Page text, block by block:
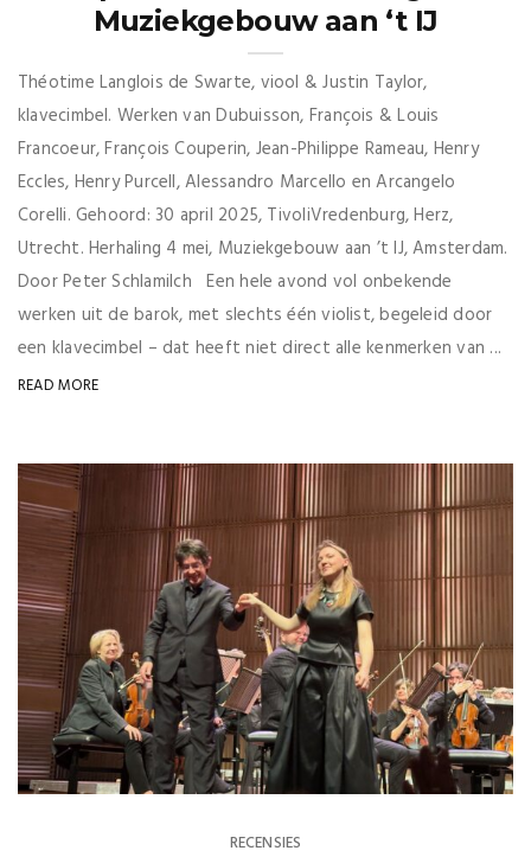
Muziekgebouw aan ‘t IJ
Théotime Langlois de Swarte, viool & Justin Taylor,
klavecimbel. Werken van Dubuisson, François & Louis
Francoeur, François Couperin, Jean-Philippe Rameau, Henry
Eccles, Henry Purcell, Alessandro Marcello en Arcangelo
Corelli. Gehoord: 30 april 2025, TivoliVredenburg, Herz,
Utrecht. Herhaling 4 mei, Muziekgebouw aan ’t IJ, Amsterdam.
Door Peter Schlamilch Een hele avond vol onbekende
werken uit de barok, met slechts één violist, begeleid door
een klavecimbel – dat heeft niet direct alle kenmerken van ...
READ MORE
RECENSIES